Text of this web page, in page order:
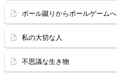
ボール蹴りからボールゲームへ
私の大切な人
不思議な生き物